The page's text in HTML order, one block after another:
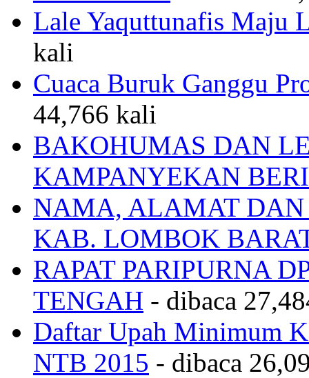
Lale Yaquttunafis Maju
kali
Cuaca Buruk Ganggu
44,766 kali
BAKOHUMAS DAN
KAMPANYEKAN
NAMA, ALAMAT DAN
KAB. LOMBOK
RAPAT PARIPURNA
TENGAH - dibaca
Daftar Upah Minimum
NTB 2015 - dibaca